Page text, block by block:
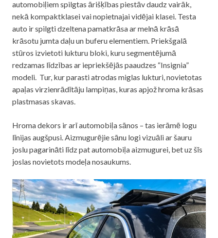
automobiļiem spilgtas ārišķības piestāv daudz vairāk,
nekā kompaktklasei vai nopietnajai vidējai klasei. Testa
auto ir spilgti dzeltena pamatkrāsa ar melnā krāsā
krāsotu jumta daļu un buferu elementiem. Priekšgalā
stūros izvietoti lukturu bloki, kuru segmentējumā
redzamas līdzības ar iepriekšējās paaudzes “Insignia”
modeli. Tur, kur parasti atrodas miglas lukturi, novietotas
apaļas virzienrādītāju lampiņas, kuras apjož hroma krāsas
plastmasas skavas.
Hroma dekors ir arī automobiļa sānos – tas ierāmē logu
līnijas augšpusi. Aizmugurējie sānu logi vizuāli ar šauru
joslu pagarināti līdz pat automobiļa aizmugurei, bet uz šīs
joslas novietots modeļa nosaukums.